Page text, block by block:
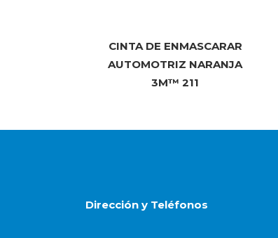
CINTA DE ENMASCARAR
AUTOMOTRIZ NARANJA
3M™ 211
Dirección y Teléfonos